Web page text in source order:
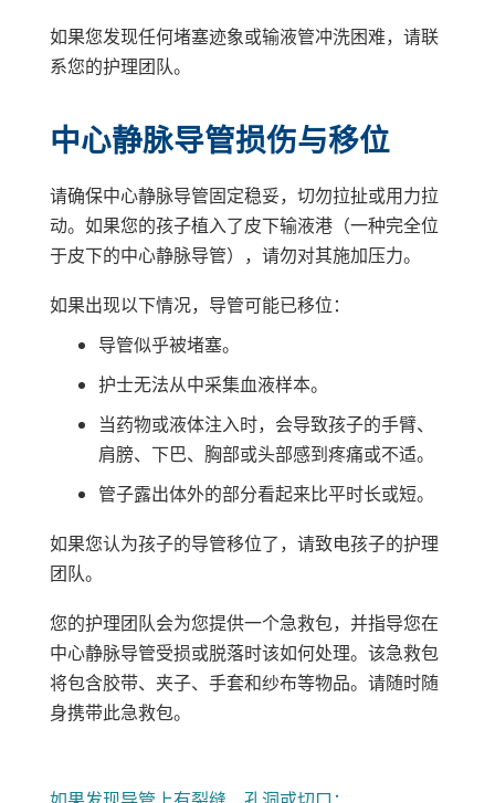
如果您发现任何堵塞迹象或输液管冲洗困难，请联
系您的护理团队。
中心静脉导管损伤与移位
请确保中心静脉导管固定稳妥，切勿拉扯或用力拉
动。如果您的孩子植入了皮下输液港（一种完全位
于皮下的中心静脉导管），请勿对其施加压力。
如果出现以下情况，导管可能已移位：
导管似乎被堵塞。
护士无法从中采集血液样本。
当药物或液体注入时，会导致孩子的手臂、
肩膀、下巴、胸部或头部感到疼痛或不适。
管子露出体外的部分看起来比平时长或短。
如果您认为孩子的导管移位了，请致电孩子的护理
团队。
您的护理团队会为您提供一个急救包，并指导您在
中心静脉导管受损或脱落时该如何处理。该急救包
将包含胶带、夹子、手套和纱布等物品。请随时随
身携带此急救包。